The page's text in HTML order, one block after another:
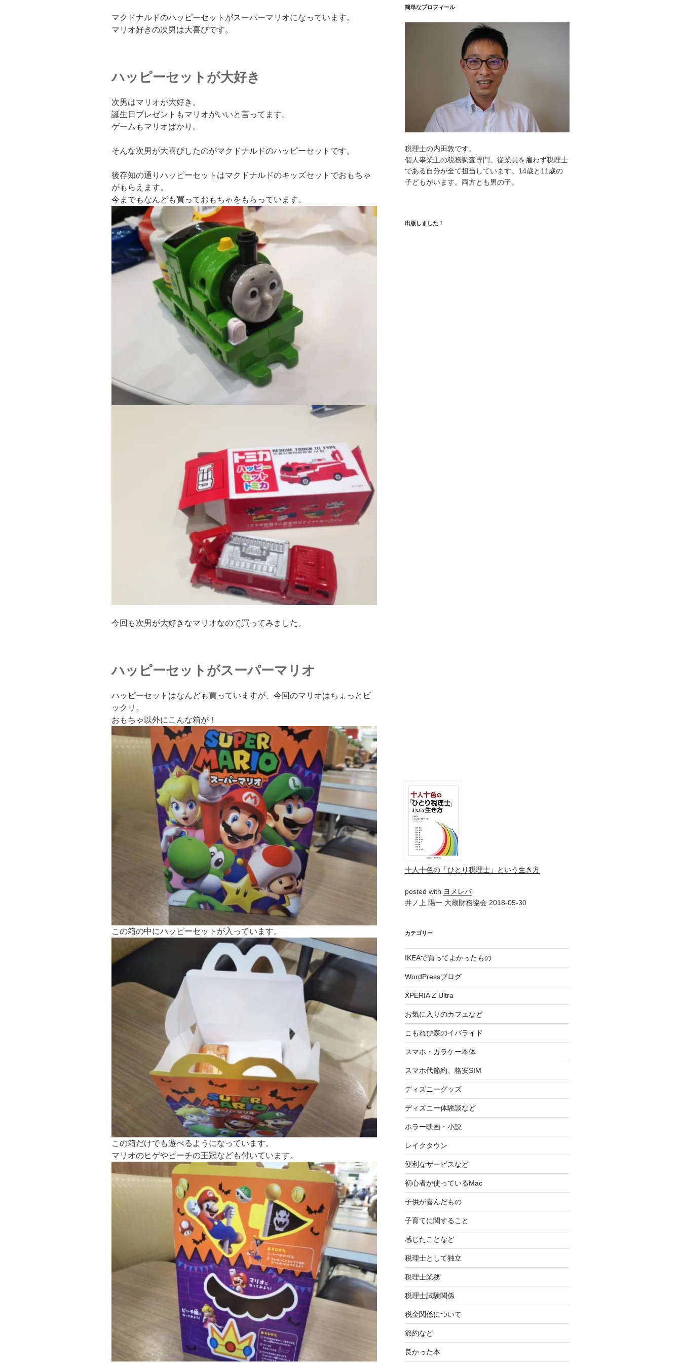
マクドナルドのハッピーセットがスーパーマリオになっています。
マリオ好きの次男は大喜びです。
ハッピーセットが大好き
次男はマリオが大好き。
誕生日プレゼントもマリオがいいと言ってます。
ゲームもマリオばかり。
そんな次男が大喜びしたのがマクドナルドのハッピーセットです。
後存知の通りハッピーセットはマクドナルドのキッズセットでおもちゃ
がもらえます。
今までもなんども買っておもちゃをもらっています。
今回も次男が大好きなマリオなので買ってみました。
ハッピーセットがスーパーマリオ
ハッピーセットはなんども買っていますが、今回のマリオはちょっとビ
ックリ。
おもちゃ以外にこんな箱が！
この箱の中にハッピーセットが入っています。
この箱だけでも遊べるようになっています。
マリオのヒゲやピーチの王冠なども付いています。
簡単なプロフィール
税理士の内田敦です。
個人事業主の税務調査専門。従業員を雇わず税理士
である自分が全て担当しています。14歳と11歳の
子どもがいます。両方とも男の子。
出版しました！
十人十色の「ひとり税理士」という生き方
posted with ヨメレバ
井ノ上 陽一 大蔵財務協会 2018-05-30
カテゴリー
IKEAで買ってよかったもの
WordPressブログ
XPERIA Z Ultra
お気に入りのカフェなど
こもれび森のイバライド
スマホ・ガラケー本体
スマホ代節約、格安SIM
ディズニーグッズ
ディズニー体験談など
ホラー映画・小説
レイクタウン
便利なサービスなど
初心者が使っているMac
子供が喜んだもの
子育てに関すること
感じたことなど
税理士として独立
税理士業務
税理士試験関係
税金関係について
節約など
良かった本